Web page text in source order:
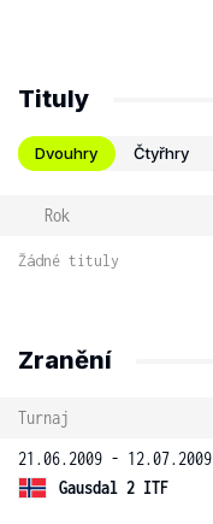
Tituly
Dvouhry Čtyřhry
Rok
Žádné tituly
Zranění
Turnaj
21.06.2009 - 12.07.2009
Gausdal 2 ITF